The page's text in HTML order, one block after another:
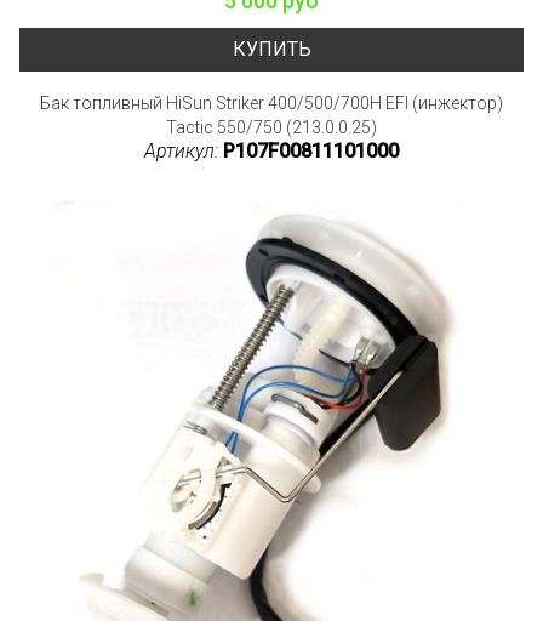
КУПИТЬ
Бак топливный HiSun Striker 400/500/700H EFI (инжектор)
Tactic 550/750 (213.0.0.25)
Артикул: P107F00811101000